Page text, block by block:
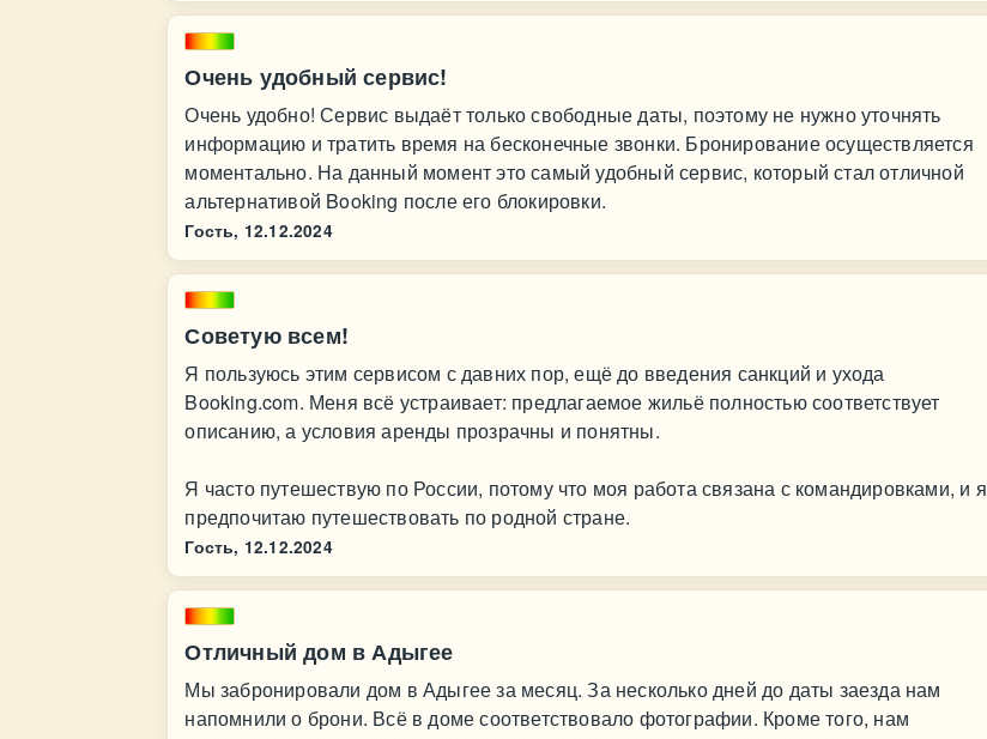
Очень удобный сервис!
Очень удобно! Сервис выдаёт только свободные даты, поэтому не нужно уточнять
информацию и тратить время на бесконечные звонки. Бронирование осуществляется
моментально. На данный момент это самый удобный сервис, который стал отличной
альтернативой Booking после его блокировки.
Гость, 12.12.2024
Советую всем!
Я пользуюсь этим сервисом с давних пор, ещё до введения санкций и ухода
Booking.com. Меня всё устраивает: предлагаемое жильё полностью соответствует
описанию, а условия аренды прозрачны и понятны.
Я часто путешествую по России, потому что моя работа связана с командировками, и я
предпочитаю путешествовать по родной стране.
Гость, 12.12.2024
Отличный дом в Адыгее
Мы забронировали дом в Адыгее за месяц. За несколько дней до даты заезда нам
напомнили о брони. Всё в доме соответствовало фотографии. Кроме того, нам